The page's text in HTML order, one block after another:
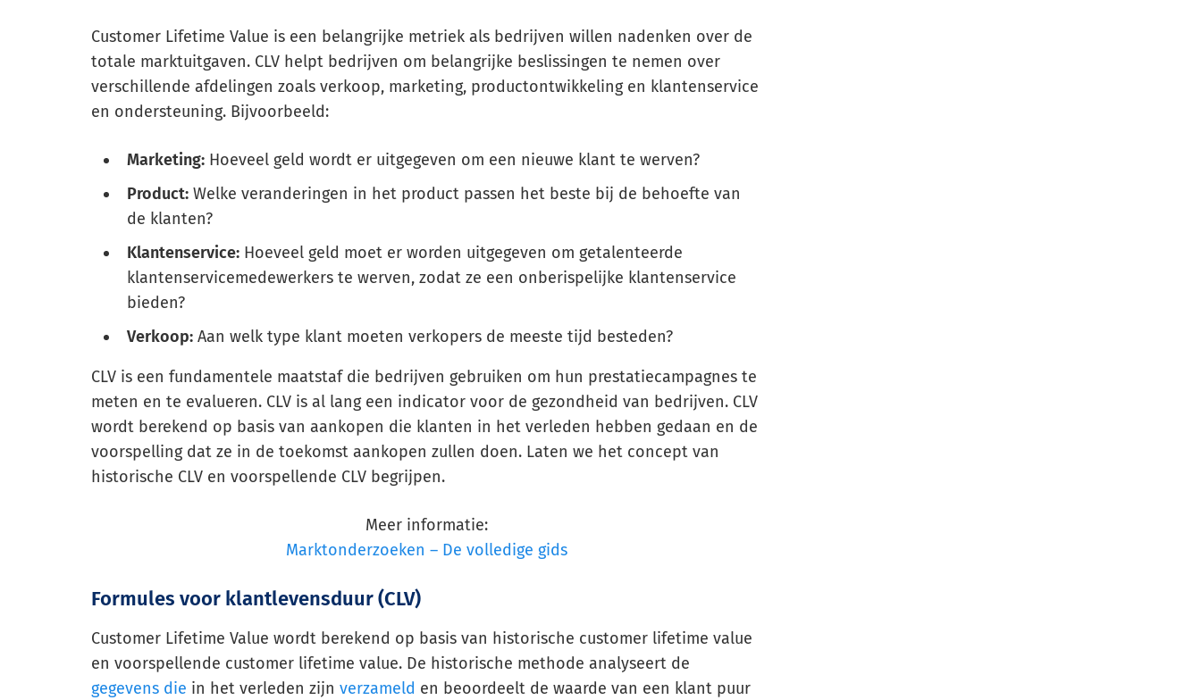
Customer Lifetime Value is een belangrijke metriek als bedrijven willen nadenken over de
totale marktuitgaven. CLV helpt bedrijven om belangrijke beslissingen te nemen over
verschillende afdelingen zoals verkoop, marketing, productontwikkeling en klantenservice
en ondersteuning. Bijvoorbeeld:
Marketing: Hoeveel geld wordt er uitgegeven om een nieuwe klant te werven?
Product: Welke veranderingen in het product passen het beste bij de behoefte van
de klanten?
Klantenservice: Hoeveel geld moet er worden uitgegeven om getalenteerde
klantenservicemedewerkers te werven, zodat ze een onberispelijke klantenservice
bieden?
Verkoop: Aan welk type klant moeten verkopers de meeste tijd besteden?
CLV is een fundamentele maatstaf die bedrijven gebruiken om hun prestatiecampagnes te
meten en te evalueren. CLV is al lang een indicator voor de gezondheid van bedrijven. CLV
wordt berekend op basis van aankopen die klanten in het verleden hebben gedaan en de
voorspelling dat ze in de toekomst aankopen zullen doen. Laten we het concept van
historische CLV en voorspellende CLV begrijpen.
Meer informatie:
Marktonderzoeken – De volledige gids
Formules voor klantlevensduur (CLV)
Customer Lifetime Value wordt berekend op basis van historische customer lifetime value
en voorspellende customer lifetime value. De historische methode analyseert de
gegevens die in het verleden zijn verzameld en beoordeelt de waarde van een klant puur